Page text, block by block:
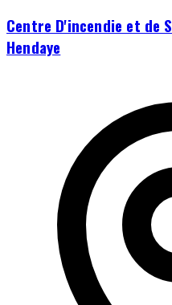
Centre D'incendie et de
Hendaye